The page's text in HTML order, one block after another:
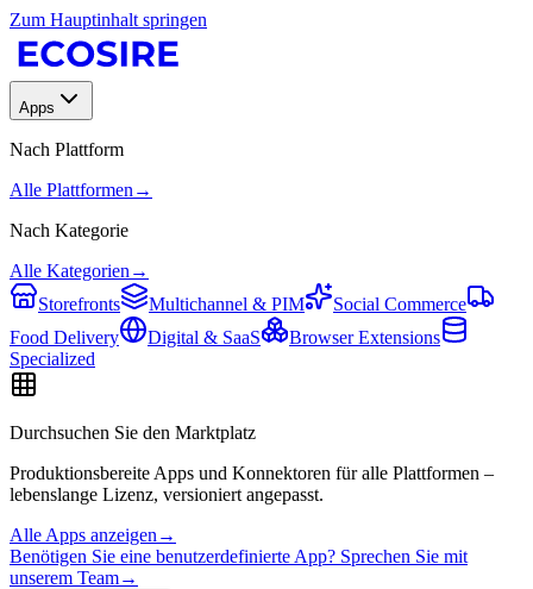
Zum Hauptinhalt springen
Apps
Nach Plattform
Alle Plattformen →
Nach Kategorie
Alle Kategorien →
Storefronts
Multichannel & PIM
Social Commerce
Food Delivery
Digital & SaaS
Browser Extensions
Specialized
Durchsuchen Sie den Marktplatz
Produktionsbereite Apps und Konnektoren für alle Plattformen –
lebenslange Lizenz, versioniert angepasst.
Alle Apps anzeigen →
Benötigen Sie eine benutzerdefinierte App? Sprechen Sie mit
unserem Team→